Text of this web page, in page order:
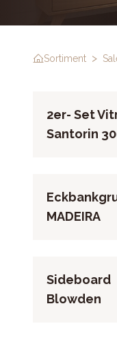
Sortiment >
2er- Set
Santorin
MADEIRA
Sideboard
Blowden